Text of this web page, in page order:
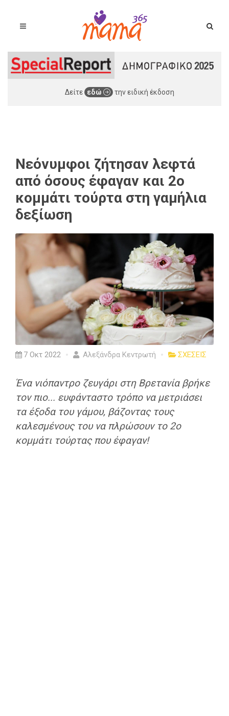
Δείτε εδώ την ειδική έκδοση
Νεόνυμφοι ζήτησαν λεφτά
από όσους έφαγαν και 2ο
κομμάτι τούρτα στη γαμήλια
δεξίωση
7 Οκτ 2022 Αλεξάνδρα Κεντρωτή ΣΧΕΣΕΙΣ
Ένα νιόπαντρο ζευγάρι στη Βρετανία βρήκε
τον πιο... ευφάνταστο τρόπο να μετριάσει
τα έξοδα του γάμου, βάζοντας τους
καλεσμένους του να πλρώσουν το 2ο
κομμάτι τούρτας που έφαγαν!